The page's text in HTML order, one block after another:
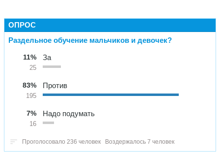
ОПРОС
Раздельное обучение мальчиков и девочек?
11%
25
За
83%
195
Против
7%
16
Надо подумать
Проголосовало 236 человек Воздержалось 7 человек